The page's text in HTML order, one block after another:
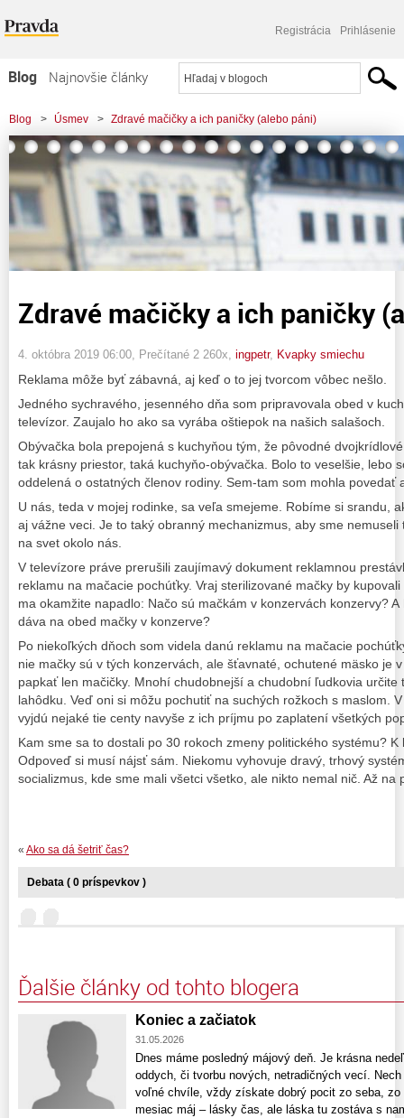
Registrácia Prihlásenie
Blog
Najnovšie články
Najčítanejšie články
Najkomentovanejšie články
Zoznam blogov
Komerčné blogy
Blog > Úsmev > Zdravé mačičky a ich paničky (alebo páni)
Zdravé mačičky a ich paničky
4. októbra 2019 06:00 , Prečítané 2 260x, ingpetr, Kvapky smiechu
Reklama môže byť zábavná, aj keď o to jej tvorcom vôbec nešlo.
Jedného sychravého, jesenného dňa som pripravovala obed v
televízor. Zaujalo ho ako sa vyrába oštiepok na našich salašoch.
Obývačka bola prepojená s kuchyňou tým, že pôvodné
tak krásny priestor, taká kuchyňo-obývačka. Bolo to veselšie, lebo
oddelená o ostatných členov rodiny. Sem-tam som mohla povedať
U nás, teda v mojej rodinke, sa veľa smejeme. Robíme si srandu,
aj vážne veci. Je to taký obranný mechanizmus, aby sme
na svet okolo nás.
V televízore práve prerušili zaujímavý dokument reklamnou
reklamu na mačacie pochúťky. Vraj sterilizované mačky by
ma okamžite napadlo: Načo sú mačkám v konzervách konzervy?
dáva na obed mačky v konzerve?
Po niekoľkých dňoch som videla danú reklamu na mačacie
nie mačky sú v tých konzervách, ale šťavnaté, ochutené mäsko je
papkať len mačičky. Mnohí chudobnejší a chudobní ľudkovia určite
lahôdku. Veď oni si môžu pochutiť na suchých rožkoch s maslom.
vyjdú nejaké tie centy navyše z ich príjmu po zaplatení všetkých
Kam sme sa to dostali po 30 rokoch zmeny politického systému?
Odpoveď si musí nájsť sám. Niekomu vyhovuje dravý, trhový
socializmus, kde sme mali všetci všetko, ale nikto nemal nič. Až
« Ako sa dá šetriť čas?
Debata ( 0 príspevkov )
Ďalšie články od tohto blogera
Koniec a začiatok
31.05.2026
Dnes máme posledný májový deň. Je krásna
oddych, či tvorbu nových, netradičných vecí.
voľné chvíle, vždy získate dobrý pocit zo seba,
mesiac máj – lásky čas, ale láska tu zostáva s